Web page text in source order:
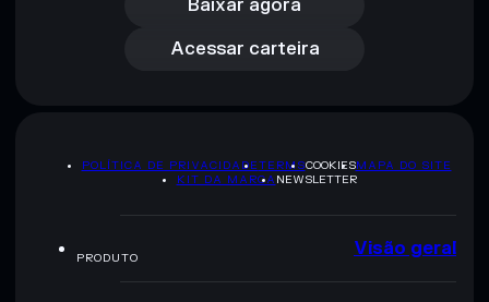
Baixar agora
Acessar carteira
Acessar carteira
POLÍTICA DE PRIVACIDADETERMSCOOKIESMAPA DO SITE
KIT DA MARCA NEWSLETTER
PRODUTO Visão geral